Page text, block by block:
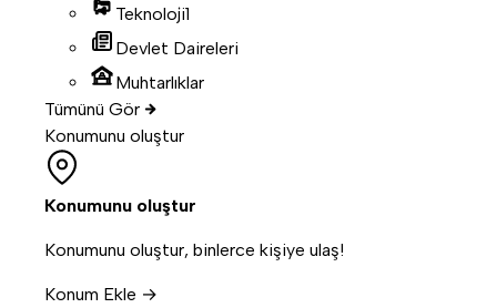
Teknoloji1
Devlet Daireleri
Muhtarlıklar
Tümünü Gör
Konumunu oluştur
Konumunu oluştur
Konumunu oluştur, binlerce kişiye ulaş!
Konum Ekle →